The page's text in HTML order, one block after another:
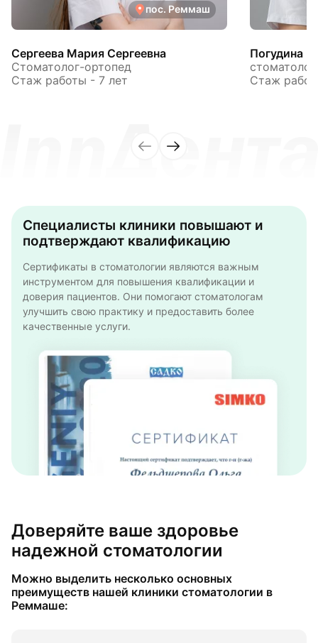
пос. Реммаш
Сергеева Мария Сергеевна
Стоматолог-ортопед
Стаж работы - 7 лет
Погудина
Стаж
Специалисты клиники повышают и
подтверждают квалификацию
Cертификаты в стоматологии являются важным
инструментом для повышения квалификации и
доверия пациентов. Они помогают стоматологам
улучшить свою практику и предоставить более
качественные услуги.
Доверяйте ваше здоровье
надежной стоматологии
Можно выделить несколько основных
преимуществ нашей клиники стоматологии в
Реммаше: